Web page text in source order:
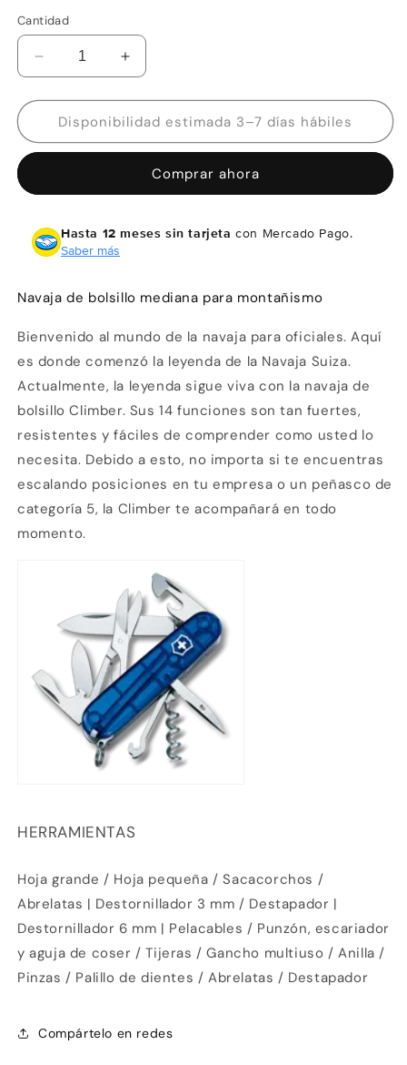
Cantidad
Reducir
cantidad
para
Navaja
Victorinox
Transparente
usos
Aumentar
cantidad
para
Navaja
Victorinox
Azul
Transparente
usos
Disponibilidad estimada 3–7 días hábiles
Comprar ahora
Hasta 12 meses sin tarjeta con Mercado Pago.
Saber más
Navaja de bolsillo mediana para montañismo
Bienvenido al mundo de la navaja para oficiales. Aquí
es donde comenzó la leyenda de la Navaja Suiza.
Actualmente, la leyenda sigue viva con la navaja de
bolsillo Climber. Sus 14 funciones son tan fuertes,
resistentes y fáciles de comprender como usted lo
necesita. Debido a esto, no importa si te encuentras
escalando posiciones en tu empresa o un peñasco de
categoría 5, la Climber te acompañará en todo
momento.
HERRAMIENTAS
Hoja grande / Hoja pequeña / Sacacorchos /
Abrelatas | Destornillador 3 mm / Destapador |
Destornillador 6 mm | Pelacables / Punzón, escariador
y aguja de coser / Tijeras / Gancho multiuso / Anilla /
Pinzas / Palillo de dientes / Abrelatas / Destapador
Compártelo en redes
Compra ahora y paga a meses
sin tarjeta de crédito
Agrega tu producto al carrito y
3 Paga mes a mes
Crédito sujeto a aprobación.
¿Tienes dudas? Consulta nuestraAyuda.